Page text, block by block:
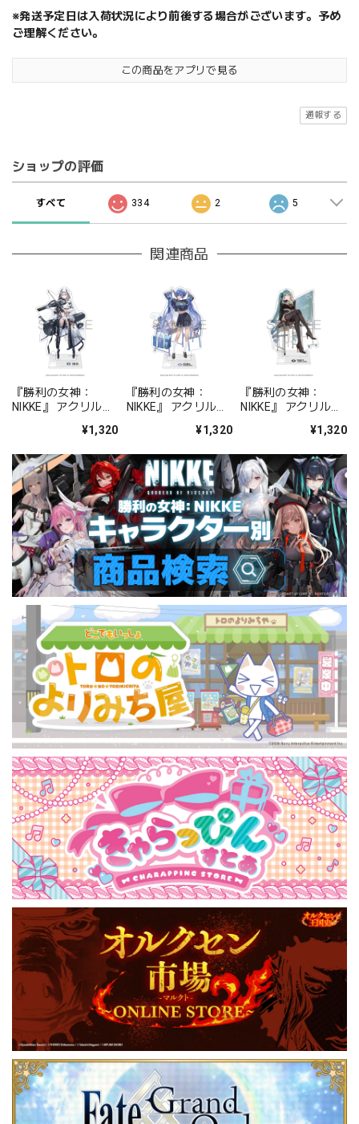
※発送予定日は入荷状況により前後する場合がございます。予め
ご理解ください。
この商品をアプリで見る
通報する
ショップの評価
すべて 334 2 5
関連商品
『勝利の女神：
NIKKE』 アクリルス
¥1,320
『勝利の女神：
NIKKE』 アクリルス
ォーチュンメイト
¥1,320
『勝利の女神：
NIKKE』 アクリルス
シャープレッスン
¥1,320